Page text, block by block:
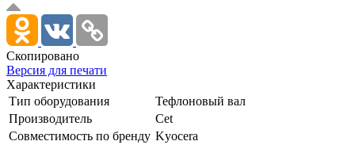
Скопировано
Версия для печати
Характеристики
Тип оборудования
Тефлоновый вал
Производитель
Cet
Совместимость по бренду Kyocera